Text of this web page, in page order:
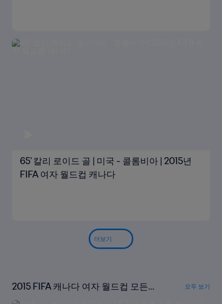
65' 칼리 로이드 골 | 미국 - 콜롬비아 | 2015년
FIFA 여자 월드컵 캐나다
더보기
2015 FIFA 캐나다 여자 월드컵 모든
경기 다시보기
모두 보기